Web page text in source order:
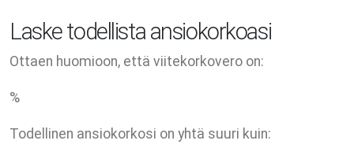
Laske todellista ansiokorkoasi
Ottaen huomioon, että viitekorkovero on:
%
Todellinen ansiokorkosi on yhtä suuri kuin: